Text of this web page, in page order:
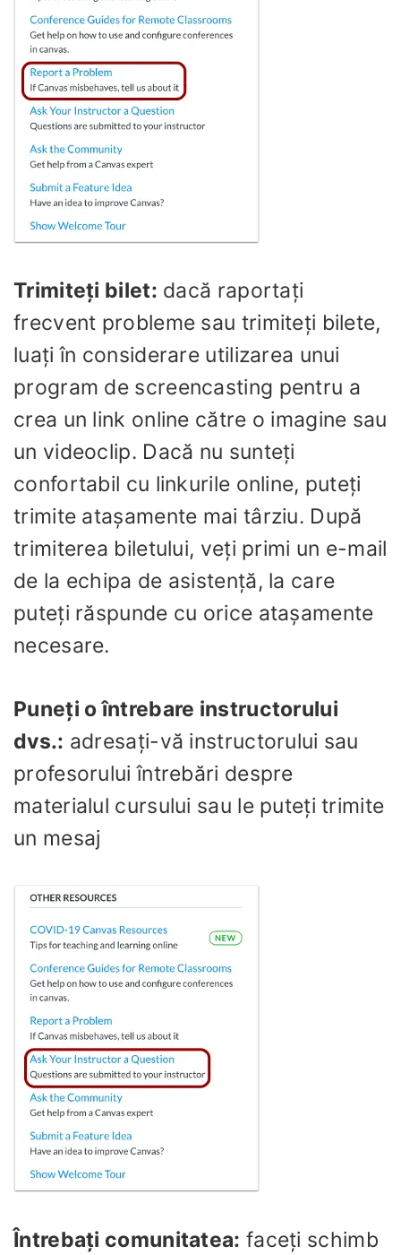
Trimiteți bilet: dacă raportați
frecvent probleme sau trimiteți bilete,
luați în considerare utilizarea unui
program de screencasting pentru a
crea un link online către o imagine sau
un videoclip. Dacă nu sunteți
confortabil cu linkurile online, puteți
trimite atașamente mai târziu. După
trimiterea biletului, veți primi un e-mail
de la echipa de asistență, la care
puteți răspunde cu orice atașamente
necesare.
Puneți o întrebare instructorului
dvs.: adresați-vă instructorului sau
profesorului întrebări despre
materialul cursului sau le puteți trimite
un mesaj
Întrebați comunitatea: faceți schimb